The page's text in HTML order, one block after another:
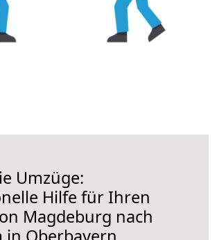
Umzüge:
Hilfe für Ihren
Magdeburg nach